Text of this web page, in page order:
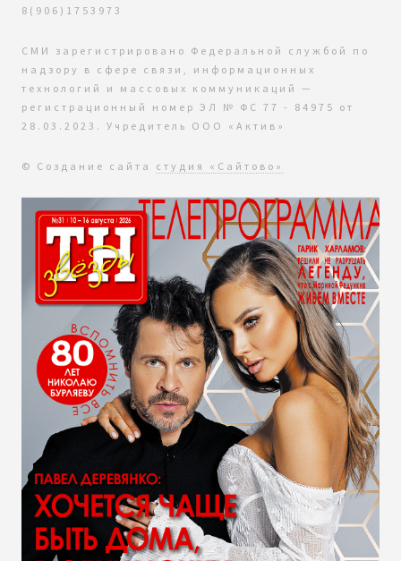
8(906)1753973
СМИ зарегистрировано Федеральной службой по
надзору в сфере связи, информационных
технологий и массовых коммуникаций —
регистрационный номер ЭЛ № ФС 77 - 84975 от
28.03.2023. Учредитель ООО «Актив»
© Создание сайта студия «Сайтово»